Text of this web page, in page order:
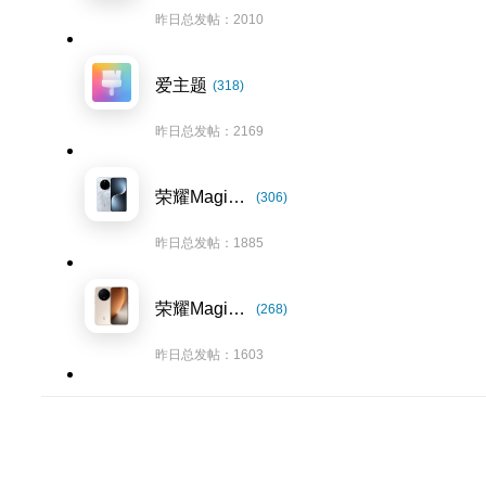
昨日总发帖：2010
爱主题 (318)
昨日总发帖：2169
荣耀Magic7系列 (306)
昨日总发帖：1885
荣耀Magic8系列 (268)
昨日总发帖：1603